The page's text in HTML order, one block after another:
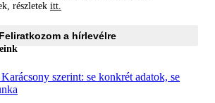
részletek itt.
Feliratkozom a hírlevélre
szerint: se konkrét adatok, se